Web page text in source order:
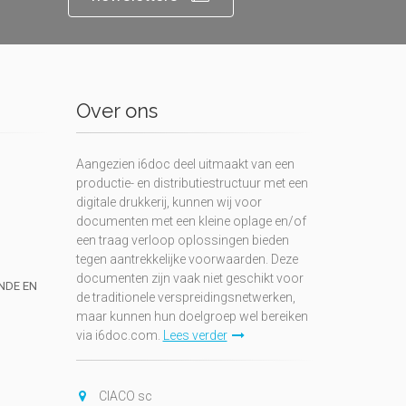
EN
Over ons
Aangezien i6doc deel uitmaakt van een
productie- en distributiestructuur met een
digitale drukkerij, kunnen wij voor
documenten met een kleine oplage en/of
een traag verloop oplossingen bieden
tegen aantrekkelijke voorwaarden. Deze
documenten zijn vaak niet geschikt voor
de traditionele verspreidingsnetwerken,
maar kunnen hun doelgroep wel bereiken
via i6doc.com.
Lees verder
CIACO sc